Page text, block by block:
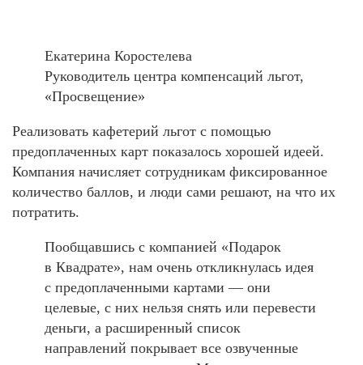
Екатерина Коростелева
Руководитель центра компенсаций льгот,
«Просвещение»
Реализовать кафетерий льгот с помощью
предоплаченных карт показалось хорошей идеей.
Компания начисляет сотрудникам фиксированное
количество баллов, и люди сами решают, на что их
потратить.
Пообщавшись с компанией «Подарок
в Квадрате», нам очень откликнулась идея
с предоплаченными картами — они
целевые, с них нельзя снять или перевести
деньги, а расширенный список
направлений покрывает все озвученные